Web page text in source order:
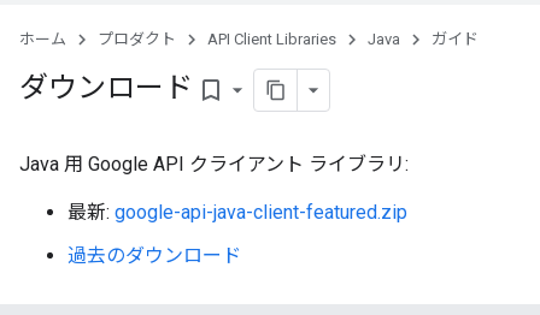
ホーム プロダクト API Client Libraries Java ガイド
ダウンロード bookmark_border
Java 用 Google API クライアント ライブラリ:
最新: google-api-java-client-featured.zip
過去のダウンロード